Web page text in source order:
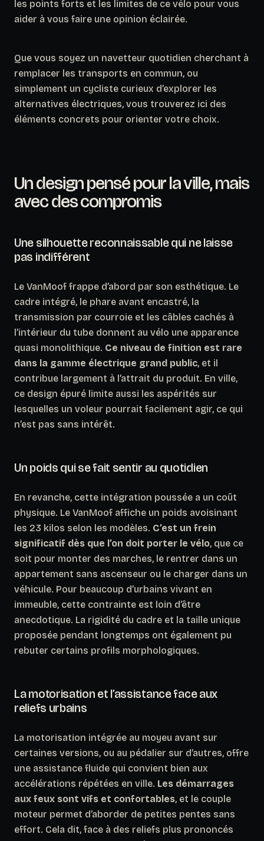
les points forts et les limites de ce vélo pour vous
aider à vous faire une opinion éclairée.
Que vous soyez un navetteur quotidien cherchant à
remplacer les transports en commun, ou
simplement un cycliste curieux d’explorer les
alternatives électriques, vous trouverez ici des
éléments concrets pour orienter votre choix.
Un design pensé pour la ville, mais
avec des compromis
Une silhouette reconnaissable qui ne laisse
pas indifférent
Le VanMoof frappe d’abord par son esthétique. Le
cadre intégré, le phare avant encastré, la
transmission par courroie et les câbles cachés à
l’intérieur du tube donnent au vélo une apparence
quasi monolithique. Ce niveau de finition est rare
dans la gamme électrique grand public, et il
contribue largement à l’attrait du produit. En ville,
ce design épuré limite aussi les aspérités sur
lesquelles un voleur pourrait facilement agir, ce qui
n’est pas sans intérêt.
Un poids qui se fait sentir au quotidien
En revanche, cette intégration poussée a un coût
physique. Le VanMoof affiche un poids avoisinant
les 23 kilos selon les modèles. C’est un frein
significatif dès que l’on doit porter le vélo, que ce
soit pour monter des marches, le rentrer dans un
appartement sans ascenseur ou le charger dans un
véhicule. Pour beaucoup d’urbains vivant en
immeuble, cette contrainte est loin d’être
anecdotique. La rigidité du cadre et la taille unique
proposée pendant longtemps ont également pu
rebuter certains profils morphologiques.
La motorisation et l’assistance face aux
reliefs urbains
La motorisation intégrée au moyeu avant sur
certaines versions, ou au pédalier sur d’autres, offre
une assistance fluide qui convient bien aux
accélérations répétées en ville. Les démarrages
aux feux sont vifs et confortables, et le couple
moteur permet d’aborder de petites pentes sans
effort. Cela dit, face à des reliefs plus prononcés